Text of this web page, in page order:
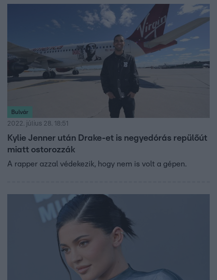
Bulvár
2022. július 28. 18:51
Kylie Jenner után Drake-et is negyedórás repülőút
miatt ostorozzák
A rapper azzal védekezik, hogy nem is volt a gépen.